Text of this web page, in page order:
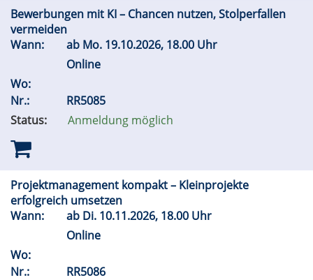
Bewerbungen mit KI – Chancen nutzen, Stolperfallen
vermeiden
Wann:
ab Mo. 19.10.2026, 18.00 Uhr
Online
Wo:
Nr.:
RR5085
Status:
Anmeldung möglich
Projektmanagement kompakt – Kleinprojekte
erfolgreich umsetzen
Wann:
ab Di. 10.11.2026, 18.00 Uhr
Online
Wo:
Nr.:
RR5086